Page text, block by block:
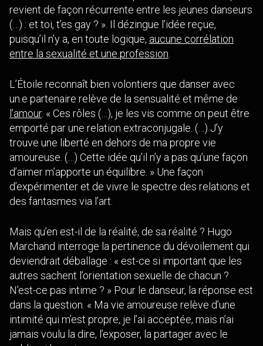
revient de façon récurrente entre les jeunes danseurs
(…) : et toi, t’es gay ? ». Il dézingue l’idée reçue,
puisqu’il n’y a, en toute logique, aucune corrélation
entre la sexualité et une profession.
L’Étoile reconnaît bien volontiers que danser avec
un.e partenaire relève de la sensualité et même de
l’amour. « Ces rôles (…), je les vis comme on peut être
emporté par une relation extraconjugale. (…) J’y
trouve une liberté en dehors de ma propre vie
amoureuse. (…) Cette idée qu’il n’y a pas qu’une façon
d’aimer m’apporte un équilibre. » Une façon
d’expérimenter et de vivre le spectre des relations et
des fantasmes via l’art.
Mais qu’en est-il de la réalité, de sa réalité ? Hugo
Marchand interroge la pertinence du dévoilement qui
deviendrait déballage : « est-ce si important que les
autres sachent l’orientation sexuelle de chacun ?
N’est-ce pas intime ? » Pour le danseur, la réponse est
dans la question. « Ma vie amoureuse relève d’une
intimité qui m’est propre, je l’ai acceptée, mais n’ai
jamais voulu la dire, l’exposer, la partager avec le